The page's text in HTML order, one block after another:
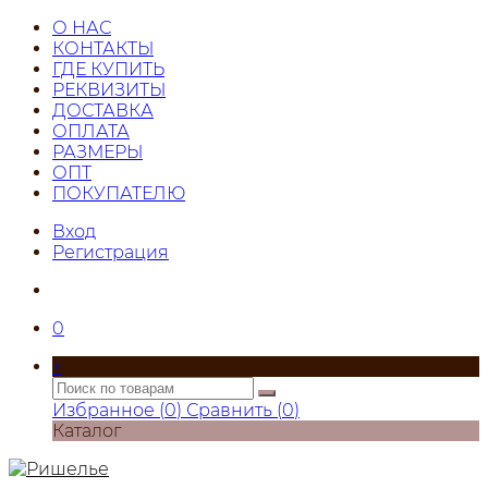
О НАС
КОНТАКТЫ
ГДЕ КУПИТЬ
РЕКВИЗИТЫ
ДОСТАВКА
ОПЛАТА
РАЗМЕРЫ
ОПТ
ПОКУПАТЕЛЮ
Вход
Регистрация
0
×
Избранное (0) Сравнить (0)
Каталог